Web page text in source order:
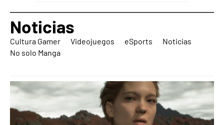
Noticias
Cultura Gamer Videojuegos eSports
Noticias
No solo Manga